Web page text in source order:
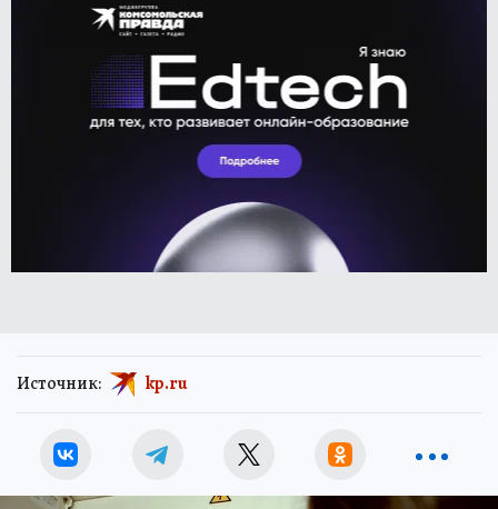
Источник: kp.ru